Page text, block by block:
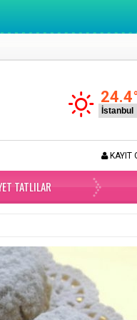
24.4
LokmalıkKAYIT
TATLILAR